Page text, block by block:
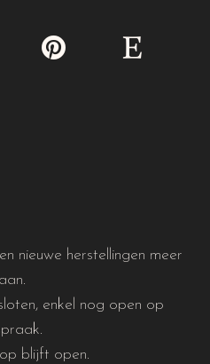
nieuwe herstellingen meer
aan.
enkel nog open op
blijft open.